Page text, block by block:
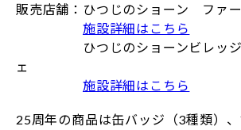
販売店舗：ひつじのショーン ファ
施設詳細はこちら
ひつじのショーンビレッジ
ェ
施設詳細はこちら
25周年の商品は缶バッジ（3種類）